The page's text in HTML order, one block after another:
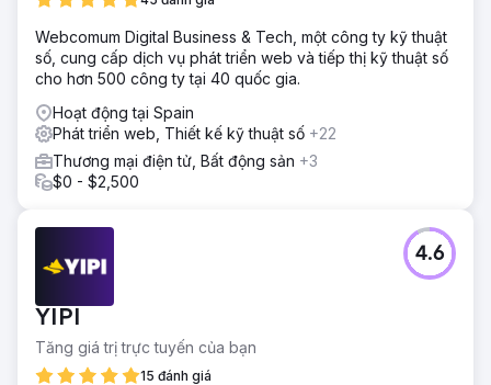
xếp hạng ở trang đầu tiên của Google cho các từ khóa
điểm đến có ý định mua cao, lưu lượng truy cập tự nhiên
tăng hơn 8 lần và quảng cáo trên Instagram đã mang lại
hàng nghìn yêu cầu chất lượng. Doanh thu từ đặt phòng
trực tiếp vượt quá 150.000 đô la, chi phí thu hút khách
hàng giảm 58% và lợi tức đầu tư quảng cáo tăng từ 1,9 lần
lên 4,6 lần. Hiện tại, công ty đang phát triển chủ yếu thông
qua SEO và mạng xã hội.
Webcomum Digital Business & Tech, một công ty kỹ thuật
số, cung cấp dịch vụ phát triển web và tiếp thị kỹ thuật số
cho hơn 500 công ty tại 40 quốc gia.
Hoạt động tại Spain
Phát triển web, Thiết kế kỹ thuật số +22
Thương mại điện tử, Bất động sản +3
$0 - $2,500
YIPI
Tăng giá trị trực tuyến của bạn
15 đánh giá
4.6